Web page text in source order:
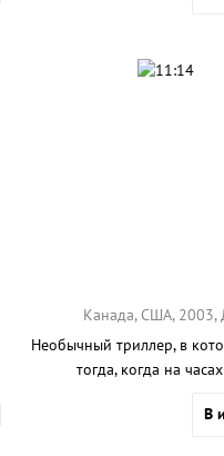
Канада, США, 2003,
Необычный триллер, в
тогда, когда на
В